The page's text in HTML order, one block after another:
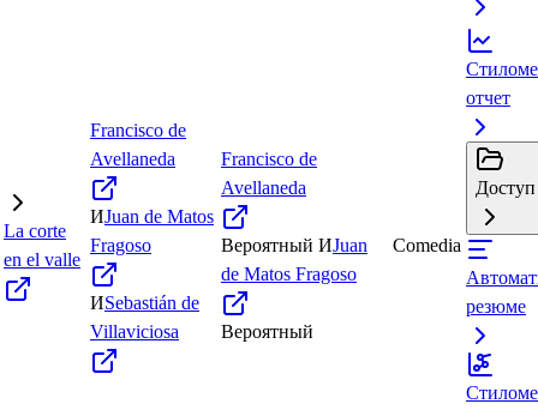
La corte
en el valle
Francisco de
Avellaneda
ИJuan de Matos
Fragoso
ИSebastián de
Villaviciosa
Francisco de
Avellaneda
Вероятный ИJuan
de Matos Fragoso
Вероятный
Comedia
отчет
Доступ
резюме